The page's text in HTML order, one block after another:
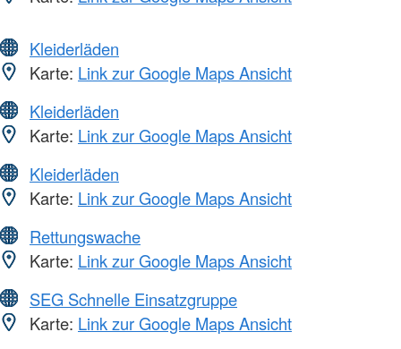
Kleiderläden
Karte: Link zur Google Maps Ansicht
Kleiderläden
Karte: Link zur Google Maps Ansicht
Kleiderläden
Karte: Link zur Google Maps Ansicht
Rettungswache
Karte: Link zur Google Maps Ansicht
SEG Schnelle Einsatzgruppe
Karte: Link zur Google Maps Ansicht